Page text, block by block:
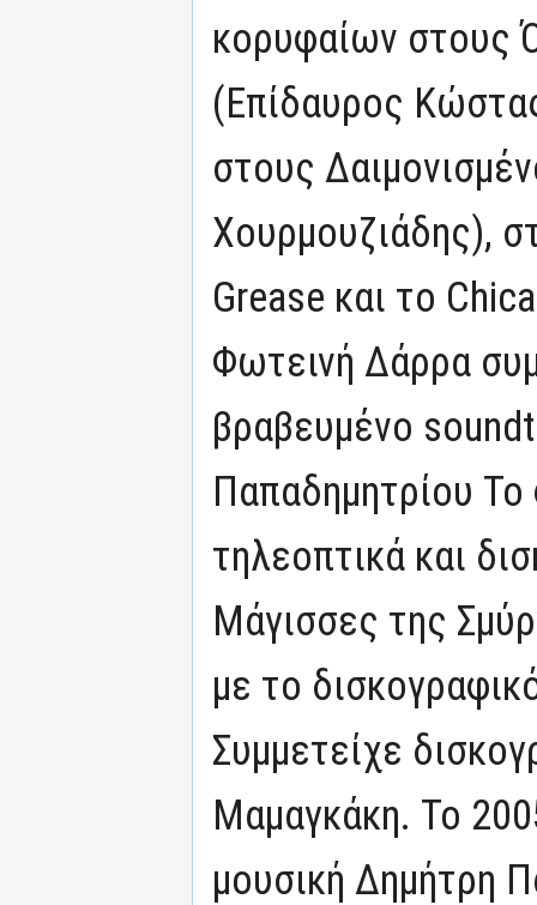
κορυφαίων στους
(Επίδαυρος
στους
Χουρμουζιάδης),
Grease και το
Φωτεινή Δάρρα
βραβευμένο
Παπαδημητρίου
τηλεοπτικά και
Μάγισσες της
με το
Συμμετείχε
Μαμαγκάκη. Το
μουσική Δημήτρη